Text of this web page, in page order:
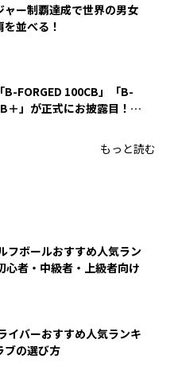
ャー制覇達成で世界の男女
並べる！
B-FORGED 100CB」「B-
＋」が正式にお披露目！
もっと読む
フボールおすすめ人気ラン
心者・中級者・上級者向け
イバーおすすめ人気ランキ
ブの選び方